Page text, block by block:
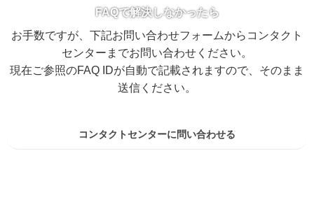
FAQで解決しなかったら
お手数ですが、下記お問い合わせフォームからコンタクト
センターまでお問い合わせください。
現在ご参照のFAQ IDが自動で記載されますので、そのまま
送信ください。
コンタクトセンターに問い合わせる